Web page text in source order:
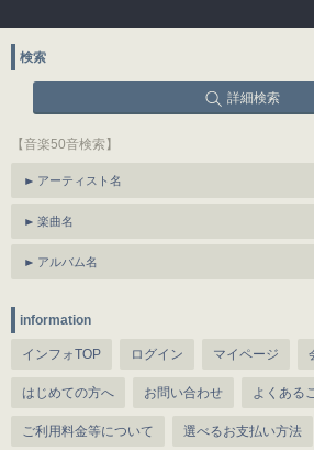
検索
詳細検索
【音楽50音検索】
アーティスト名
楽曲名
アルバム名
information
インフォTOP ログイン マイページ
はじめての方へ お問い合わせ よくある
ご利用料金等について 選べるお支払い方法